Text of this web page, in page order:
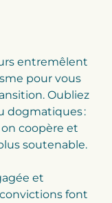
entremêlent
pour vous
Oubliez
dogmatiques :
coopère et
soutenable.
et
font